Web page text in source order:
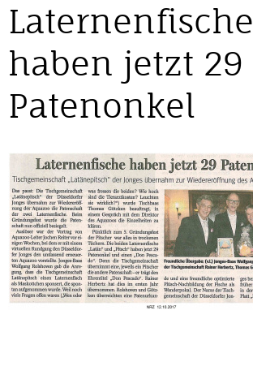
Laternenfische
haben jetzt 29
Patenonkel